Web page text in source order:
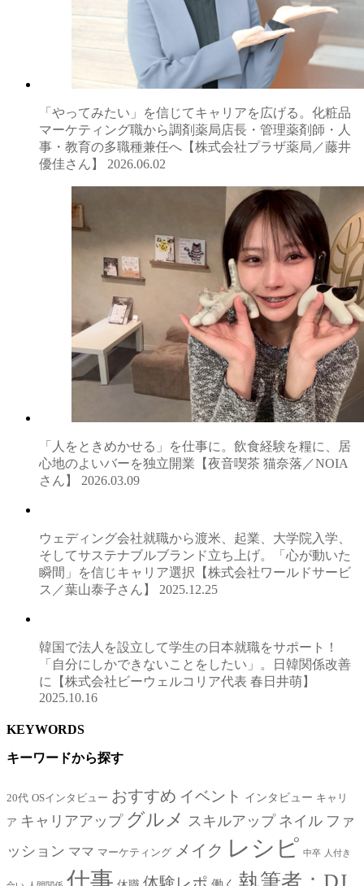
「やってみたい」を信じてキャリアを広げる。化粧品
マーケティング職から調剤薬局店長・管理薬剤師・人
事・教育の多職種兼任へ【株式会社プラザ薬局／藤井
優佳さん】 2026.06.02
「人をときめかせる」を仕事に。飲食経験を糧に、居
心地のよいバーを独立開業【夜音喫茶 猫奈落／NOIA
さん】 2026.03.09
ウェディング会社就職から渡米、起業、大学院入学、
そしてサステナブルブランド立ち上げ。「心が動いた
瞬間」を信じキャリア選択【株式会社ワールドサービ
ス／葉山泰子さん】 2025.12.25
韓国で法人を設立して学生の日本就職をサポート！
「自分にしかできないことをしたい」。日韓関係改善
に【株式会社ビーウェルコリア代表 春日井萌】
2025.10.16
KEYWORDS
キーワードから探す
20代 OSインタビュー おすすめ イベント インタビュー キャリ
ア キャリアアップ グルメ スキルアップ ネイル ファ
ッション ママ マーケティング メイク レシピ 中卒 人付き
仕事